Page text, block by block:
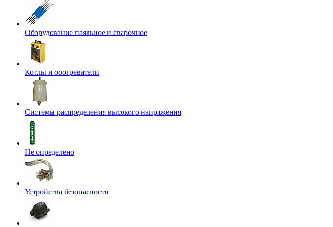
Оборудование паяльное и сварочное
Котлы и обогреватели
Системы распределения высокого напряжения
Не определено
Устройства безопасности